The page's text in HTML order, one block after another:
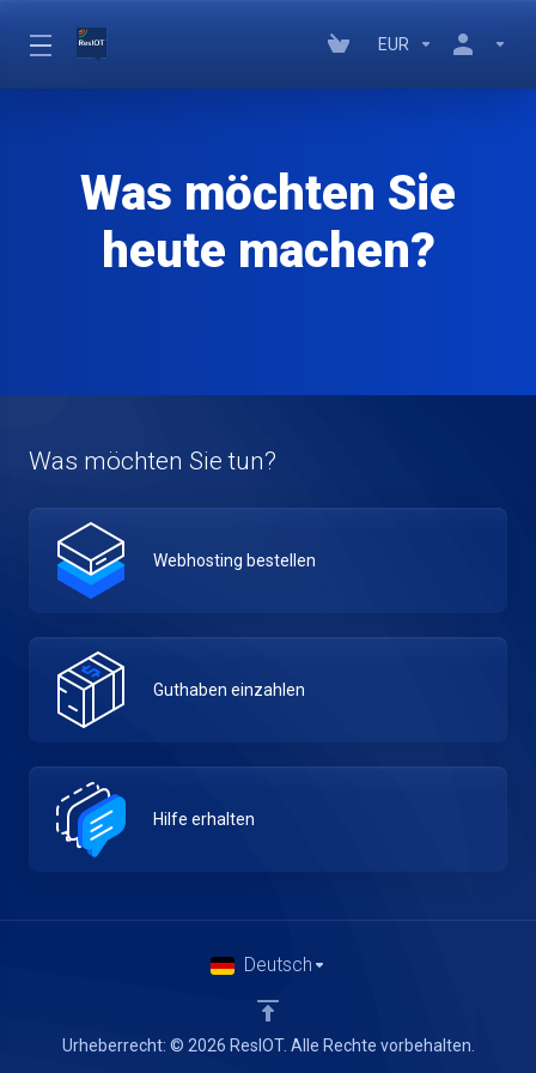
EUR
Was möchten Sie
heute machen?
Was möchten Sie tun?
Webhosting bestellen
Guthaben einzahlen
Hilfe erhalten
Urheberrecht: © 2026 ResIOT. Alle Rechte vorbehalten.
Deutsch